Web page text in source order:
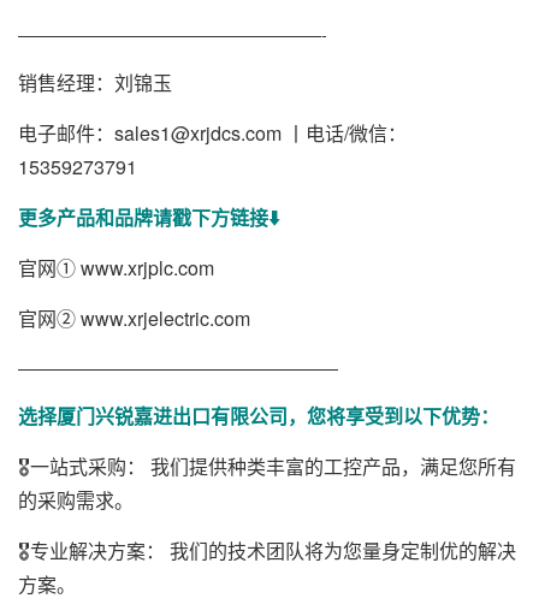
——————————————————-
销售经理：刘锦玉
电子邮件：sales1@xrjdcs.com 丨电话/微信：
15359273791
更多产品和品牌请戳下方链接⬇️
官网①www.xrjplc.com
官网②www.xrjelectric.com
———————————————————
选择厦门兴锐嘉进出口有限公司，您将享受到以下优势：
🎖️一站式采购： 我们提供种类丰富的工控产品，满足您所有
的采购需求。
🎖️专业解决方案： 我们的技术团队将为您量身定制优的解决
方案。